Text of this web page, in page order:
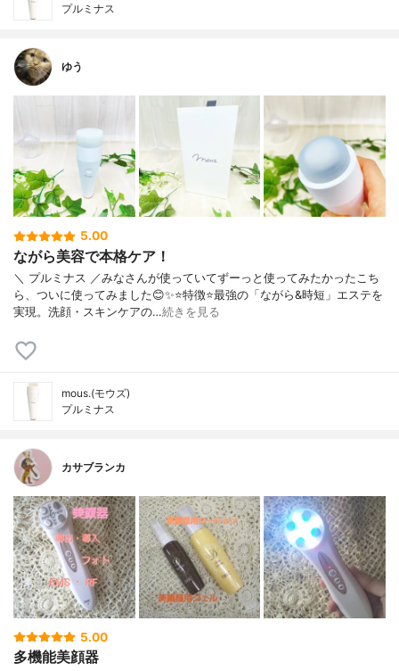
プルミナス
ゆう
5.00
ながら美容で本格ケア！
＼ プルミナス ／みなさんが使っていてずーっと使ってみたかったこち
ら、ついに使ってみました😊✨⭐️特徴⭐️最強の「ながら&時短」エステを
実現。洗顔・スキンケアの…続きを見る
mous.(モウズ)
プルミナス
カサブランカ
5.00
多機能美顔器